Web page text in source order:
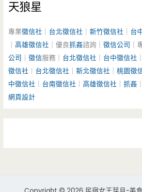
天狼星
專業徵信社 台北徵信社 ｜新竹徵信社 台
｜高雄徵信社 ｜優良抓姦諮詢｜徵信公司 ｜
公司 ｜徵信服務｜ 台北徵信社 台中徵信社
徵信社
台北徵信社 ｜新北徵信社 ｜桃園徵
中徵信社
台南徵信社 ｜高雄徵信社 ｜抓姦
網頁設計